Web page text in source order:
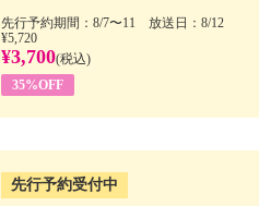
先行予約期間：8/7〜11 放送日：8/12
¥5,720
¥3,700(税込)
35%OFF
先行予約受付中